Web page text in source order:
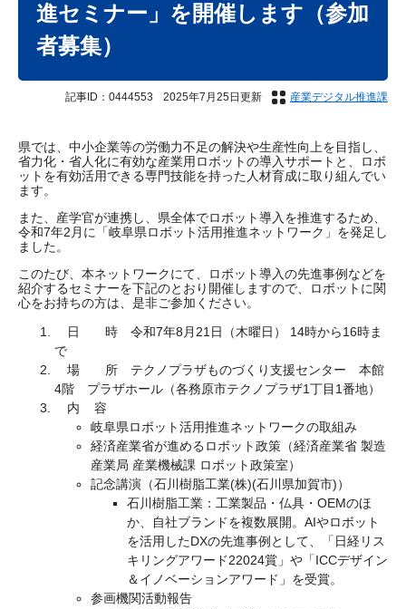
進セミナー」を開催します（参加
者募集）
記事ID：0444553 2025年7月25日更新 産業デジタル推進課
県では、中小企業等の労働力不足の解決や生産性向上を目指し、
省力化・省人化に有効な産業用ロボットの導入サポートと、ロボ
ットを有効活用できる専門技能を持った人材育成に取り組んでい
ます。
また、産学官が連携し、県全体でロボット導入を推進するため、
令和7年2月に「岐阜県ロボット活用推進ネットワーク」を発足し
ました。
このたび、本ネットワークにて、ロボット導入の先進事例などを
紹介するセミナーを下記のとおり開催しますので、ロボットに関
心をお持ちの方は、是非ご参加ください。
日 時 令和7年8月21日（木曜日） 14時から16時ま
で
場 所 テクノプラザものづくり支援センター 本館
4階 プラザホール（各務原市テクノプラザ1丁目1番地）
内 容
岐阜県ロボット活用推進ネットワークの取組み
経済産業省が進めるロボット政策（経済産業省 製造
産業局 産業機械課 ロボット政策室）
記念講演（石川樹脂工業(株)(石川県加賀市)）
石川樹脂工業：工業製品・仏具・OEMのほ
か、自社ブランドを複数展開。AIやロボット
を活用したDXの先進事例として、「日経リス
キリングアワード22024賞」や「ICCデザイン
＆イノベーションアワード」を受賞。
参画機関活動報告